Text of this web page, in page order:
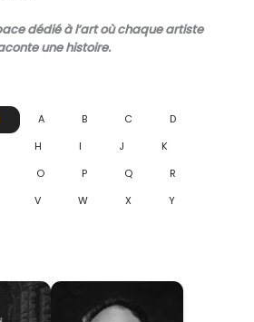
dédié à l’art où chaque artiste
une histoire.
A B C
D
H I J
K
O P Q
R
V W X
Y